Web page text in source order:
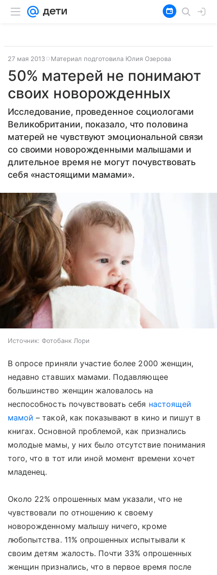
27 мая 2013 Материал подготовила Юлия Озерова
50% матерей не понимают
своих новорожденных
Исследование, проведенное социологами
Великобритании, показало, что половина
матерей не чувствуют эмоциональной связи
со своими новорожденными малышами и
длительное время не могут почувствовать
себя «настоящими мамами».
Источник: Фотобанк Лори
В опросе приняли участие более 2000 женщин,
недавно ставших мамами. Подавляющее
большинство женщин жаловалось на
неспособность почувствовать себя настоящей
мамой – такой, как показывают в кино и пишут в
книгах. Основной проблемой, как признались
молодые мамы, у них было отсутствие понимания
того, что в тот или иной момент времени хочет
младенец.
Около 22% опрошенных мам указали, что не
чувствовали по отношению к своему
новорожденному малышу ничего, кроме
любопытства. 11% опрошенных испытывали к
своим детям жалость. Почти 33% опрошенных
женщин признались, что в первое время после